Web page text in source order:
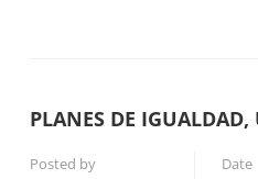
PLANES DE
Posted by Date